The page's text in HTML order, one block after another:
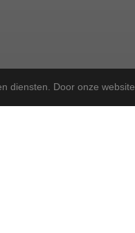
diensten. Door onze